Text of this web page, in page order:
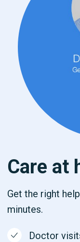
Care at
Get the right
minutes.
Doctor